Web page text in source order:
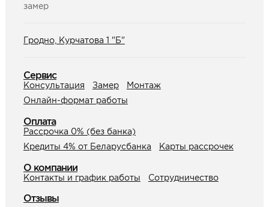
замер
Гродно, Курчатова 1 "Б"
Сервис
Консультация Замер
Монтаж
Онлайн-формат работы
Оплата
Рассрочка 0% (без банка)
Кредиты 4% от Беларусбанка
Карты рассрочек
О компании
Контакты и график работы Сотрудничество
Отзывы